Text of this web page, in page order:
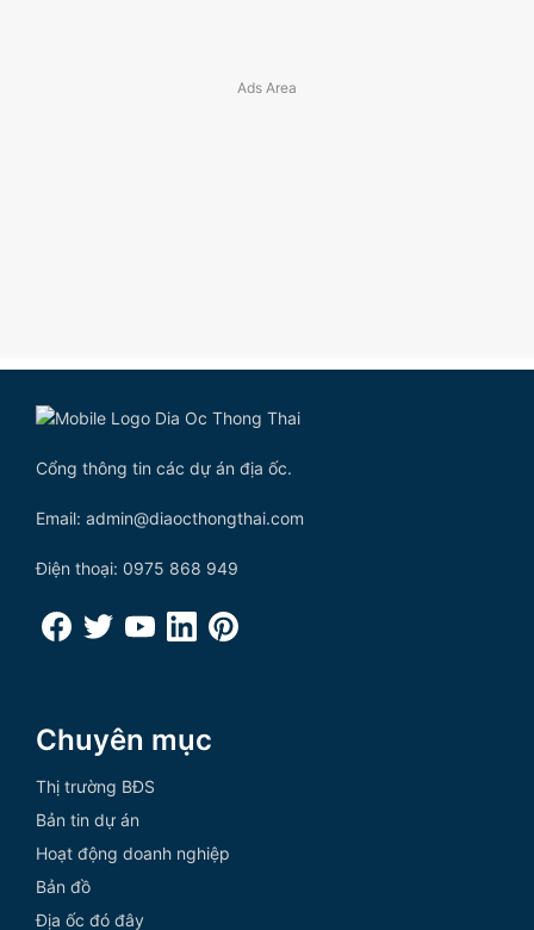
Cổng thông tin các dự án địa ốc.
Email: admin@diaocthongthai.com
Điện thoại: 0975 868 949
Chuyên mục
Thị trường BĐS
Bản tin dự án
Hoạt động doanh nghiệp
Bản đồ
Địa ốc đó đây